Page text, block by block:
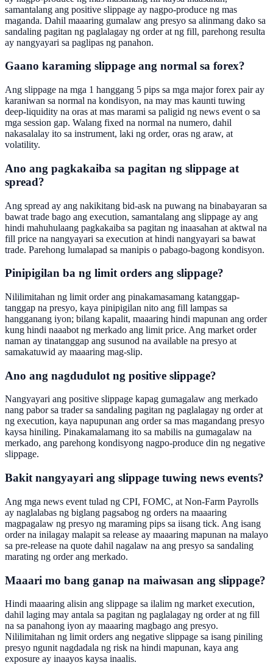
samantalang ang positive slippage ay nagpo-produce ng mas
maganda. Dahil maaaring gumalaw ang presyo sa alinmang dako sa
sandaling pagitan ng paglalagay ng order at ng fill, parehong resulta
ay nangyayari sa paglipas ng panahon.
Gaano karaming slippage ang normal sa forex?
Ang slippage na mga 1 hanggang 5 pips sa mga major forex pair ay
karaniwan sa normal na kondisyon, na may mas kaunti tuwing
deep-liquidity na oras at mas marami sa paligid ng news event o sa
mga session gap. Walang fixed na normal na numero, dahil
nakasalalay ito sa instrument, laki ng order, oras ng araw, at
volatility.
Ano ang pagkakaiba sa pagitan ng slippage at
spread?
Ang spread ay ang nakikitang bid-ask na puwang na binabayaran sa
bawat trade bago ang execution, samantalang ang slippage ay ang
hindi mahuhulaang pagkakaiba sa pagitan ng inaasahan at aktwal na
fill price na nangyayari sa execution at hindi nangyayari sa bawat
trade. Parehong lumalapad sa manipis o pabago-bagong kondisyon.
Pinipigilan ba ng limit orders ang slippage?
Nililimitahan ng limit order ang pinakamasamang katanggap-
tanggap na presyo, kaya pinipigilan nito ang fill lampas sa
hangganang iyon; bilang kapalit, maaaring hindi mapunan ang order
kung hindi naaabot ng merkado ang limit price. Ang market order
naman ay tinatanggap ang susunod na available na presyo at
samakatuwid ay maaaring mag-slip.
Ano ang nagdudulot ng positive slippage?
Nangyayari ang positive slippage kapag gumagalaw ang merkado
nang pabor sa trader sa sandaling pagitan ng paglalagay ng order at
ng execution, kaya napupunan ang order sa mas magandang presyo
kaysa hiniling. Pinakamalamang ito sa mabilis na gumagalaw na
merkado, ang parehong kondisyong nagpo-produce din ng negative
slippage.
Bakit nangyayari ang slippage tuwing news events?
Ang mga news event tulad ng CPI, FOMC, at Non-Farm Payrolls
ay naglalabas ng biglang pagsabog ng orders na maaaring
magpagalaw ng presyo ng maraming pips sa iisang tick. Ang isang
order na inilagay malapit sa release ay maaaring mapunan na malayo
sa pre-release na quote dahil nagalaw na ang presyo sa sandaling
marating ng order ang merkado.
Maaari mo bang ganap na maiwasan ang slippage?
Hindi maaaring alisin ang slippage sa ilalim ng market execution,
dahil laging may antala sa pagitan ng paglalagay ng order at ng fill
na sa panahong iyon ay maaaring magbago ang presyo.
Nililimitahan ng limit orders ang negative slippage sa isang piniling
presyo ngunit nagdadala ng risk na hindi mapunan, kaya ang
exposure ay inaayos kaysa inaalis.